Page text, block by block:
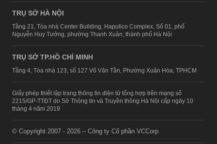
TRỤ SỞ HÀ NỘI
Tầng 21, Tòa nhà Center Building, Hapulico Complex, Số 01, phố
Nguyễn Huy Tưởng, phường Thanh Xuân, thành phố Hà Nội
TRỤ SỞ TP.HỒ CHÍ MINH
Tầng 4, Tòa nhà 123, số 127 Võ Văn Tần, Phường Xuân Hòa, TPHCM
Giấy phép thiết lập trang thông tin điện tử tổng hợp trên mạng số
2215/GP-TTĐT do Sở Thông tin và Truyền thông Hà Nội cấp ngày 10
tháng 4 năm 2019
© Copyright 2007 - 2026 – Công ty Cổ phần VCCorp